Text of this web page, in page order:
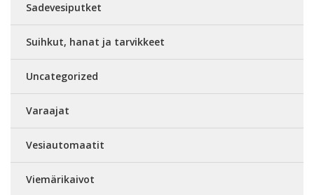
Sadevesiputket
Suihkut, hanat ja tarvikkeet
Uncategorized
Varaajat
Vesiautomaatit
Viemärikaivot